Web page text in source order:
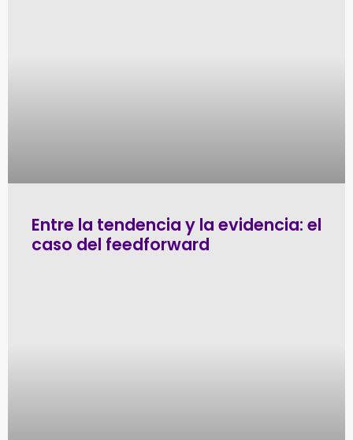
Entre la tendencia y la evidencia: el
caso del feedforward